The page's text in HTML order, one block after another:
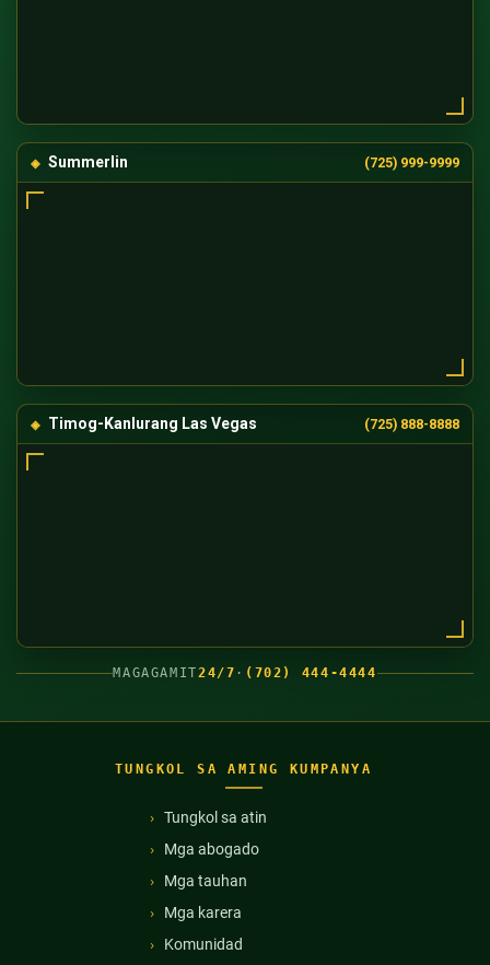
Summerlin (725) 999-9999
Timog-Kanlurang Las Vegas (725) 888-8888
MAGAGAMIT24/7 · (702) 444-4444
TUNGKOL SA AMING KUMPANYA
Tungkol sa atin
Mga abogado
Mga tauhan
Mga karera
Komunidad